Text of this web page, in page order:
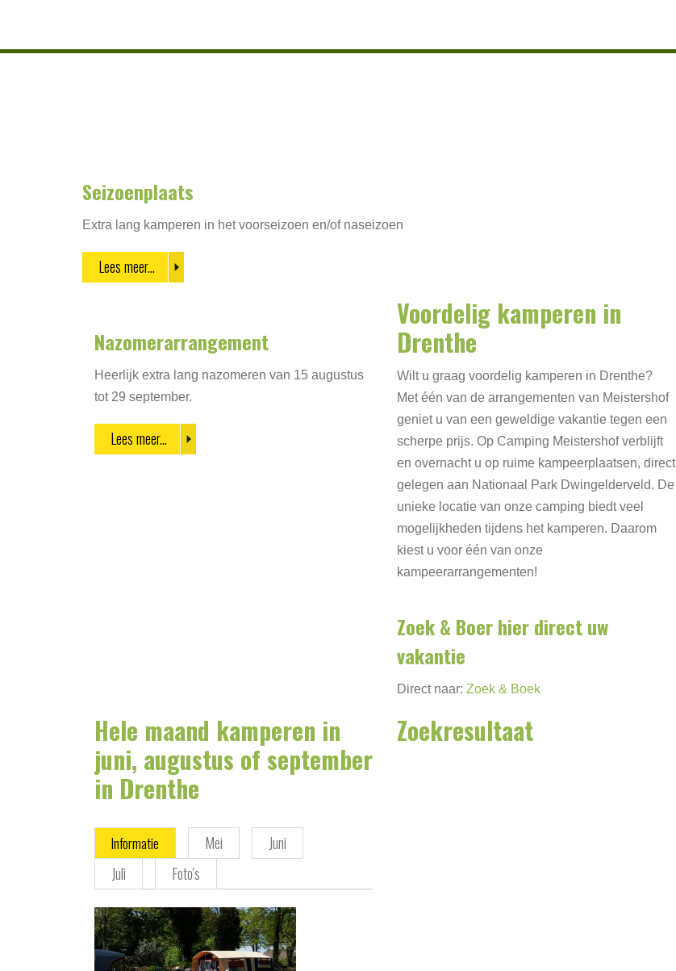
Seizoenplaats
Extra lang kamperen in het voorseizoen en/of naseizoen
Lees meer...
Nazomerarrangement
Heerlijk extra lang nazomeren van 15 augustus
tot 29 september.
Lees meer...
Voordelig kamperen in
Drenthe
Wilt u graag voordelig kamperen in Drenthe?
Met één van de arrangementen van Meistershof
geniet u van een geweldige vakantie tegen een
scherpe prijs. Op Camping Meistershof verblijft
en overnacht u op ruime kampeerplaatsen, direct
gelegen aan Nationaal Park Dwingelderveld. De
unieke locatie van onze camping biedt veel
mogelijkheden tijdens het kamperen. Daarom
kiest u voor één van onze
kampeerarrangementen!
Zoek & Boer hier direct uw
vakantie
Direct naar: Zoek & Boek
Hele maand kamperen in
juni, augustus of september
in Drenthe
Informatie Mei
Juni
Juli
Foto's
Zoekresultaat